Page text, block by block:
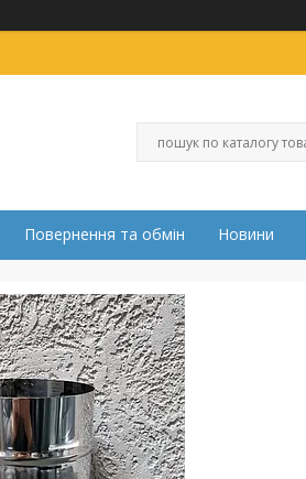
Повернення та обмін Новини